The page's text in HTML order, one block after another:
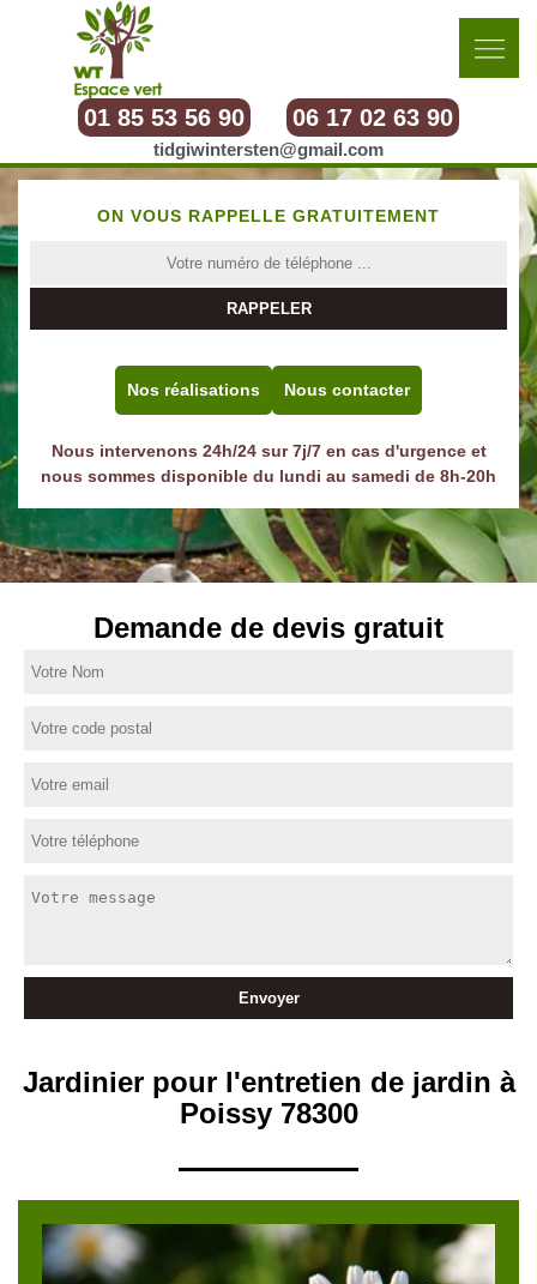
01 85 53 56 90 06 17 02 63 90
tidgiwintersten@gmail.com
ON VOUS RAPPELLE GRATUITEMENT
Nos réalisations Nous contacter
Nous intervenons 24h/24 sur 7j/7 en cas d'urgence et
nous sommes disponible du lundi au samedi de 8h-20h
Demande de devis gratuit
Jardinier pour l'entretien de jardin à
Poissy 78300